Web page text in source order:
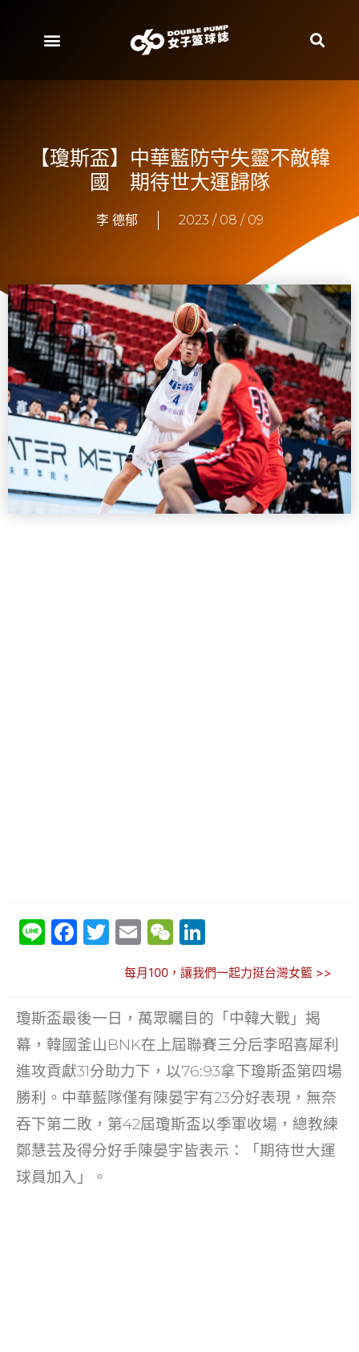
【瓊斯盃】中華藍防守失靈不敵韓
國 期待世大運歸隊
李 德郁 2023 / 08 / 09
Li F
e
b
o
o
k
T
itt
er
E
ai
l
W
C
h
at
k
e
dI
n
每月100，讓我們一起力挺台灣女籃 >>
瓊斯盃最後一日，萬眾矚目的「中韓大戰」揭
幕，韓國釜山BNK在上屆聯賽三分后李昭喜犀利
進攻貢獻31分助力下，以76:93拿下瓊斯盃第四場
勝利。中華藍隊僅有陳晏宇有23分好表現，無奈
吞下第二敗，第42屆瓊斯盃以季軍收場，總教練
鄭慧芸及得分好手陳晏宇皆表示：「期待世大運
球員加入」。